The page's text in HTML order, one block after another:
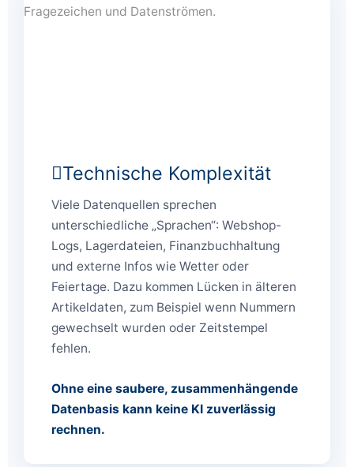
Technische Komplexität
Viele Datenquellen sprechen
unterschiedliche „Sprachen“: Webshop-
Logs, Lagerdateien, Finanz­buchhaltung
und externe Infos wie Wetter oder
Feiertage. Dazu kommen Lücken in älteren
Artikeldaten, zum Beispiel wenn Nummern
gewechselt wurden oder Zeitstempel
fehlen.
Ohne eine saubere, zusammenhängende
Datenbasis kann keine KI zuverlässig
rechnen.